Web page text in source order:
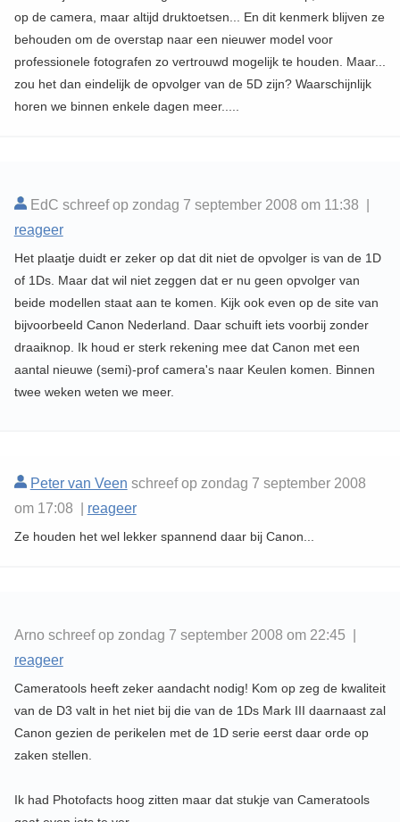
op de camera, maar altijd druktoetsen... En dit kenmerk blijven ze
behouden om de overstap naar een nieuwer model voor
professionele fotografen zo vertrouwd mogelijk te houden. Maar...
zou het dan eindelijk de opvolger van de 5D zijn? Waarschijnlijk
horen we binnen enkele dagen meer.....
EdC schreef op zondag 7 september 2008 om 11:38 |
reageer
Het plaatje duidt er zeker op dat dit niet de opvolger is van de 1D
of 1Ds. Maar dat wil niet zeggen dat er nu geen opvolger van
beide modellen staat aan te komen. Kijk ook even op de site van
bijvoorbeeld Canon Nederland. Daar schuift iets voorbij zonder
draaiknop. Ik houd er sterk rekening mee dat Canon met een
aantal nieuwe (semi)-prof camera's naar Keulen komen. Binnen
twee weken weten we meer.
Peter van Veen schreef op zondag 7 september 2008
om 17:08 | reageer
Ze houden het wel lekker spannend daar bij Canon...
Arno schreef op zondag 7 september 2008 om 22:45 |
reageer
Cameratools heeft zeker aandacht nodig! Kom op zeg de kwaliteit
van de D3 valt in het niet bij die van de 1Ds Mark III daarnaast zal
Canon gezien de perikelen met de 1D serie eerst daar orde op
zaken stellen.
Ik had Photofacts hoog zitten maar dat stukje van Cameratools